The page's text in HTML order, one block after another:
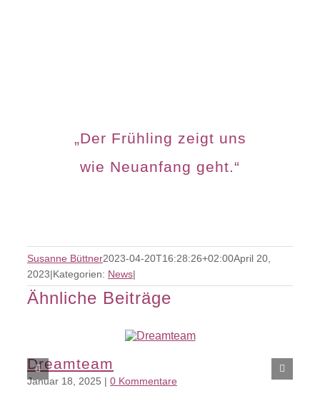
„Der Frühling zeigt uns
wie Neuanfang geht.“
Susanne Büttner2023-04-20T16:28:26+02:00April 20,
2023|Kategorien: News|
Ähnliche Beiträge
Dreamteam
Januar 18, 2025 | 0 Kommentare